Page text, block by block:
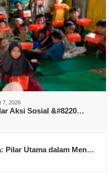
7, 2026
Aksi Sosial &#8220…
Pilar Utama dalam Men…